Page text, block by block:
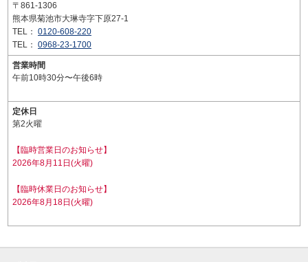
〒861-1306
熊本県菊池市大琳寺字下原27-1
TEL： 0120-608-220
TEL： 0968-23-1700
営業時間
午前10時30分〜午後6時
定休日
第2火曜
【臨時営業日のお知らせ】
2026年8月11日(火曜)
【臨時休業日のお知らせ】
2026年8月18日(火曜)